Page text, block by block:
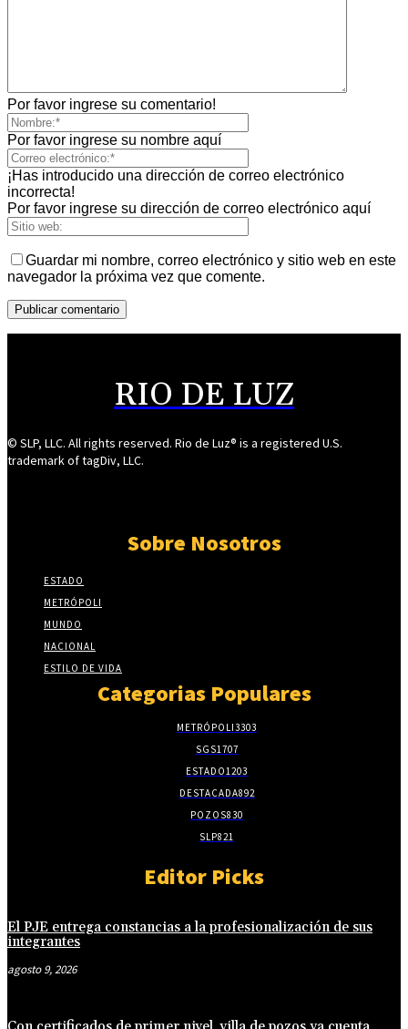
Por favor ingrese su comentario!
Por favor ingrese su nombre aquí
¡Has introducido una dirección de correo electrónico
incorrecta!
Por favor ingrese su dirección de correo electrónico aquí
Guardar mi nombre, correo electrónico y sitio web en este
navegador la próxima vez que comente.
RIO DE LUZ
© SLP, LLC. All rights reserved. Rio de Luz® is a registered U.S.
trademark of tagDiv, LLC.
Sobre Nosotros
ESTADO
METRÓPOLI
MUNDO
NACIONAL
ESTILO DE VIDA
Categorias Populares
METRÓPOLI3303
SGS1707
ESTADO1203
DESTACADA892
POZOS830
SLP821
Editor Picks
El PJE entrega constancias a la profesionalización de sus
integrantes
agosto 9, 2026